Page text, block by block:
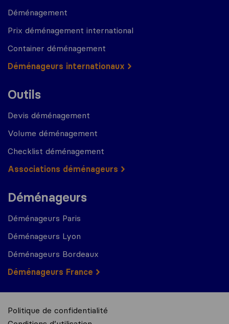
Déménagement
Prix déménagement international
Container déménagement
Déménageurs internationaux
Outils
Devis déménagement
Volume déménagement
Checklist déménagement
Associations déménageurs
Déménageurs
Déménageurs Paris
Déménageurs Lyon
Déménageurs Bordeaux
Déménageurs France
Politique de confidentialité